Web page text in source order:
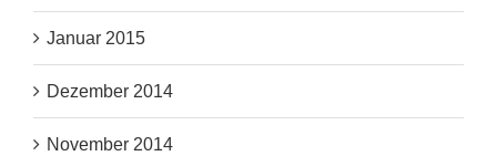
Januar 2015
Dezember 2014
November 2014